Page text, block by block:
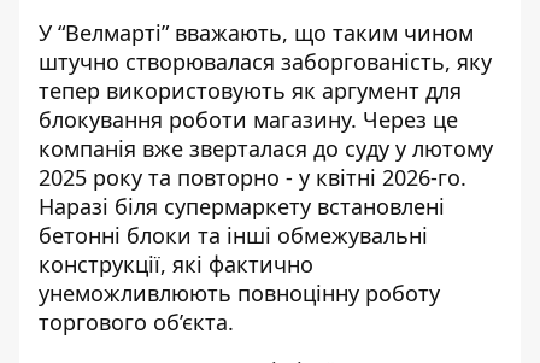
У “Велмарті” вважають, що таким чином
штучно створювалася заборгованість, яку
тепер використовують як аргумент для
блокування роботи магазину. Через це
компанія вже зверталася до суду у лютому
2025 року та повторно - у квітні 2026-го.
Наразі біля супермаркету встановлені
бетонні блоки та інші обмежувальні
конструкції, які фактично
унеможливлюють повноцінну роботу
торгового об’єкта.